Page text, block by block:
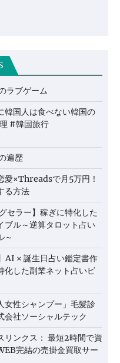
ラブゲーム
韓国人は食べない韓国の
#韓国旅行
遍歴
愛×Threadsで月5万円！
る方法
セラー】稼ぎに特化した
ブル～逆算タロット占い
～
AI × 誕生日占い鑑定書作
化した副業ネット占いビ
女性シャンプー」毛髪診
会社ソーシャルテック
リンクス： 最短2時間で資
完結の売掛金買取サー